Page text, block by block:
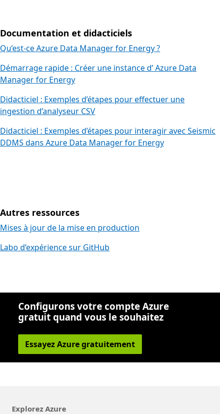
Documentation et didacticiels
Qu’est-ce Azure Data Manager for Energy ?
Démarrage rapide : Créer une instance d’ Azure Data
Manager for Energy
Didacticiel : Exemples d’étapes pour effectuer une
ingestion d’analyseur CSV
Didacticiel : Exemples d’étapes pour interagir avec Seismic
DDMS dans Azure Data Manager for Energy
Autres ressources
Mises à jour de la mise en production
Labo d’expérience sur GitHub
Configurons votre compte Azure
gratuit quand vous le souhaitez
Essayez Azure gratuitement
Explorez Azure